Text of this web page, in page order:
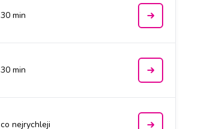
30 min
30 min
co nejrychleji